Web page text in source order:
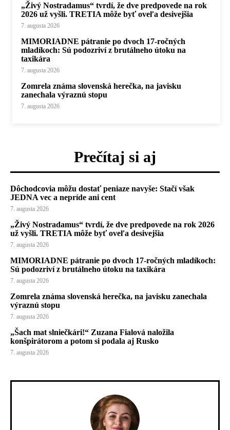
„Živý Nostradamus“ tvrdí, že dve predpovede na rok
2026 už vyšli. TRETIA môže byť oveľa desivejšia
7. augusta 2026
MIMORIADNE pátranie po dvoch 17-ročných
mladíkoch: Sú podozriví z brutálneho útoku na
taxikára
7. augusta 2026
Zomrela známa slovenská herečka, na javisku
zanechala výraznú stopu
7. augusta 2026
Prečítaj si aj
Dôchodcovia môžu dostať peniaze navyše: Stačí však
JEDNA vec a nepríde ani cent
7. augusta 2026
„Živý Nostradamus“ tvrdí, že dve predpovede na rok 2026
už vyšli. TRETIA môže byť oveľa desivejšia
7. augusta 2026
MIMORIADNE pátranie po dvoch 17-ročných mladíkoch:
Sú podozriví z brutálneho útoku na taxikára
7. augusta 2026
Zomrela známa slovenská herečka, na javisku zanechala
výraznú stopu
7. augusta 2026
„Šach mat slniečkári!“ Zuzana Fialová naložila
konšpirátorom a potom si podala aj Rusko
7. augusta 2026